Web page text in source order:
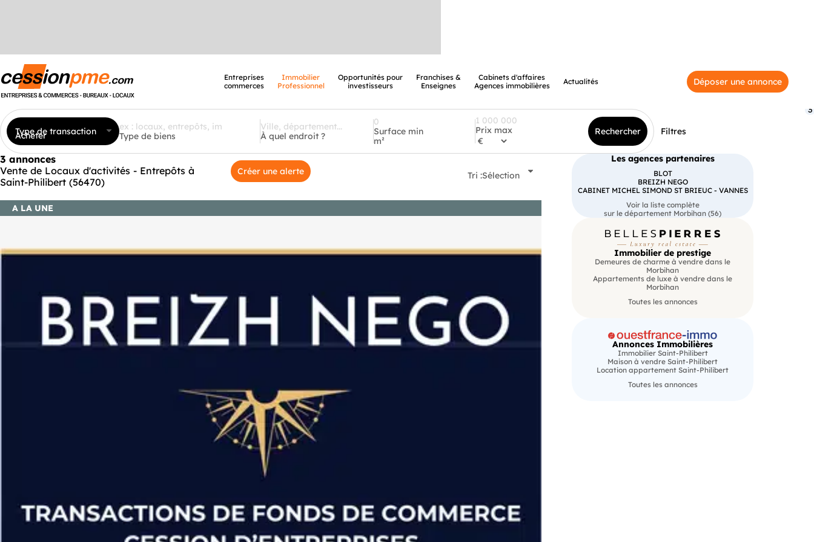
Entreprises
commerces
Immobilier
Professionnel
Opportunités pour
investisseurs
Franchises &
Enseignes
Cabinets d'affaires
Agences immobilières
Actualités Déposer une annonce
Type de transaction
Acheter Type de biens À quel endroit ?
Surface min
m²
Prix max Rechercher Filtres
3
3 annonces
Vente de Locaux d'activités - Entrepôts à
Saint-Philibert (56470)
Créer une alerte Tri :Sélection
A LA UNE
Les agences partenaires
BLOT
BREIZH NEGO
CABINET MICHEL SIMOND ST BRIEUC - VANNES
Voir la liste complète
sur le département Morbihan (56)
Immobilier de prestige
Demeures de charme à vendre dans le
Morbihan
Appartements de luxe à vendre dans le
Morbihan
Toutes les annonces
Annonces Immobilières
Immobilier Saint-Philibert
Maison à vendre Saint-Philibert
Location appartement Saint-Philibert
Toutes les annonces